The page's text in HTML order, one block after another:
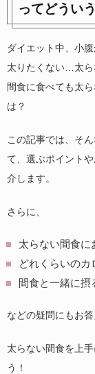
ってどうい
ダイエット中、小
太りたくない…太ら
間食に食べても太
は？
この記事では、そ
て、選ぶポイント
介します。
さらに、
太らない間食に
どれくらいのカ
間食と一緒に摂
などの疑問にもお答
太らない間食を上
う！